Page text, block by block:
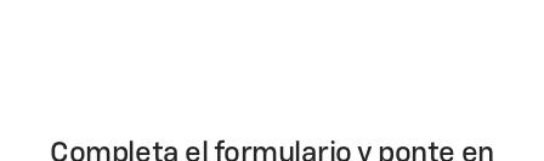
Completa el formulario y ponte en